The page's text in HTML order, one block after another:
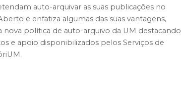
auto-arquivar as suas publicações no
e enfatiza algumas das suas vantagens,
nova política de auto-arquivo da UM destacando
e apoio disponibilizados pelos Serviços de